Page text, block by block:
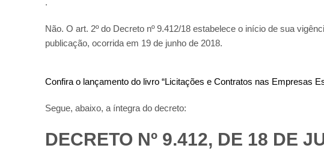
.
Não. O art. 2º do Decreto nº 9.412/18 estabelece o início de sua
publicação, ocorrida em 19 de junho de 2018.
Confira o lançamento do livro “Licitações e Contratos nas Empresas
Segue, abaixo, a íntegra do decreto:
DECRETO Nº 9.412, DE 18 DE